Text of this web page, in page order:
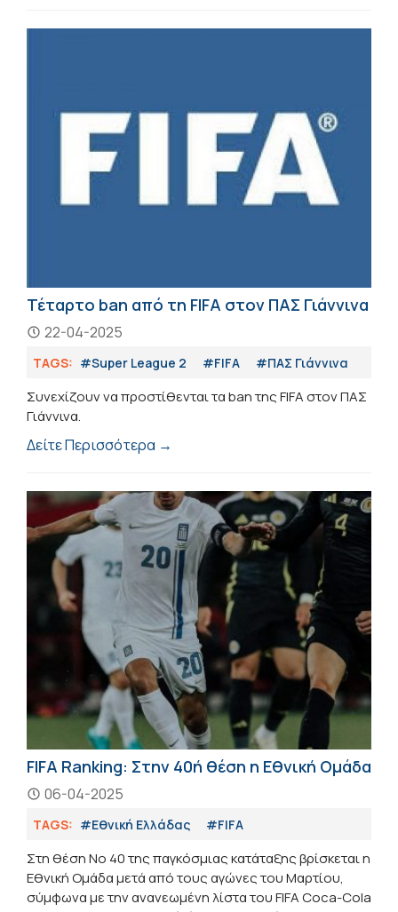
Τέταρτο ban από τη FIFA στον ΠΑΣ Γιάννινα
22-04-2025
TAGS: #Super League 2 #FIFA #ΠΑΣ Γιάννινα
Συνεχίζουν να προστίθενται τα ban της FIFA στον ΠΑΣ
Γιάννινα.
Δείτε Περισσότερα →
FIFA Ranking: Στην 40ή θέση η Εθνική Ομάδα
06-04-2025
TAGS: #Εθνική Ελλάδας #FIFA
Στη θέση Νο 40 της παγκόσμιας κατάταξης βρίσκεται η
Εθνική Ομάδα μετά από τους αγώνες του Μαρτίου,
σύμφωνα με την ανανεωμένη λίστα του FIFA Coca-Cola